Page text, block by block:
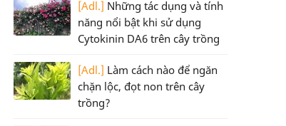
[Adl.] Những tác dụng và tính
năng nổi bật khi sử dụng
Cytokinin DA6 trên cây trồng
[Adl.] Làm cách nào để ngăn
chặn lộc, đọt non trên cây
trồng?